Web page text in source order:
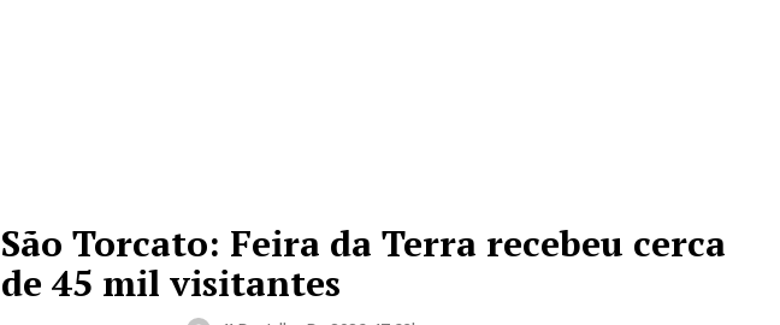
São Torcato: Feira da Terra recebeu cerca
de 45 mil visitantes